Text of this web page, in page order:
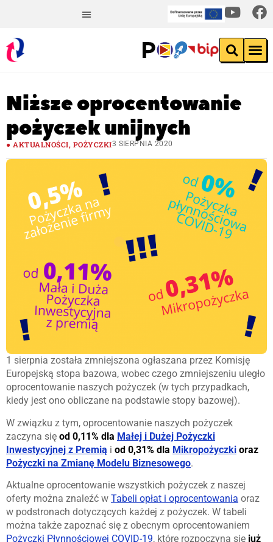
Niższe oprocentowanie
pożyczek unijnych
AKTUALNOŚCI, POŻYCZKI3 SIERPNIA 2020
1 sierpnia została zmniejszona ogłaszana przez Komisję
Europejską stopa bazowa, wobec czego zmniejszeniu uległo
oprocentowanie naszych pożyczek (w tych przypadkach,
kiedy jest ono obliczane na podstawie stopy bazowej).
W związku z tym, oprocentowanie naszych pożyczek
zaczyna się od 0,11% dla Małej i Dużej Pożyczki
Inwestycyjnej z Premią i od 0,31% dla Mikropożyczki oraz
Pożyczki na Zmianę Modelu Biznesowego.
Aktualne oprocentowanie wszystkich pożyczek z naszej
oferty można znaleźć w Tabeli opłat i oprocentowania oraz
w podstronach dotyczących każdej z pożyczek. W tabeli
można także zapoznać się z obecnym oprocentowaniem
Pożyczki Płynnościowej COVID-19, które rozpoczyna się już